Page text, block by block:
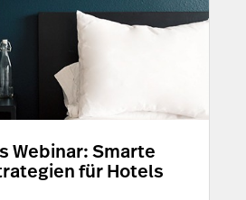
Webinar: Smarte
für Hotels